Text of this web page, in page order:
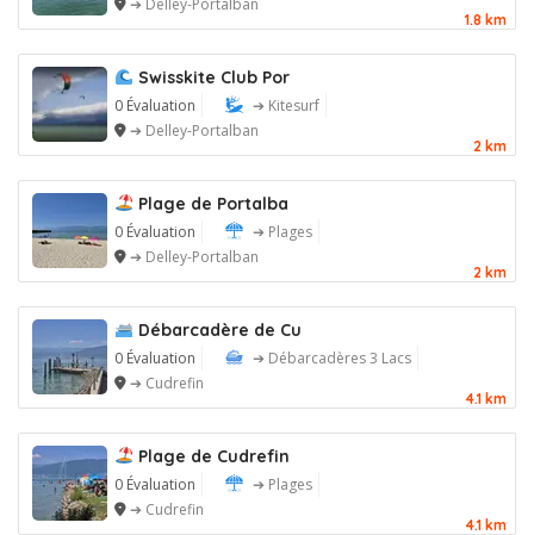
1.8 km
Swisskite Club Por
0 Évaluation
➔ Kitesurf
➔ Delley-Portalban
2 km
Plage de Portalba
0 Évaluation
➔ Plages
➔ Delley-Portalban
2 km
Débarcadère de Cu
0 Évaluation
➔ Débarcadères 3 Lacs
➔ Cudrefin
4.1 km
Plage de Cudrefin
0 Évaluation
➔ Plages
➔ Cudrefin
4.1 km